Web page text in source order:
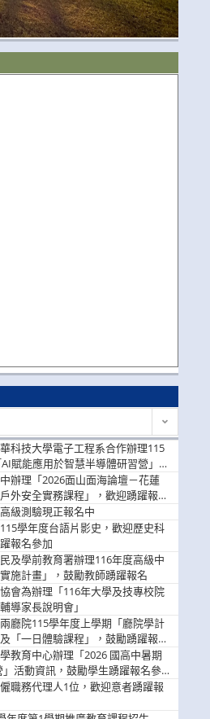
科技大學電子工程系合作辦理115
賦能應用於智慧半導體研習營」，
辦理「2026面山面海論壇－花蓮
外安全實務課程」，歡迎踴躍報名
級測驗現正報名中
學年度台語片影史，歡迎歷史科
報名參加
及學前教育署辦理116年度高級中
施計畫」，鼓勵教師踴躍報名
會為辦理「116年大學及技專校院
導家長說明會」
廳院115學年度上學期「廳院學計
「一日體驗課程」，鼓勵踴躍報名
教育中心辦理「2026 國高中暑期
活動資訊，鼓勵學生踴躍報名參
職務代理人1位，歡迎意者踴躍報